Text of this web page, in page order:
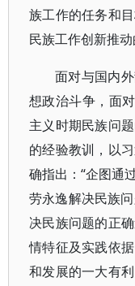
族工作的任务和
民族工作创新推动
面对与国内
想政治斗争，面
主义时期民族问
的经验教训，以
确指出：“企图通
劳永逸解决民族
决民族问题的正
情特征及实践依
和发展的一大有